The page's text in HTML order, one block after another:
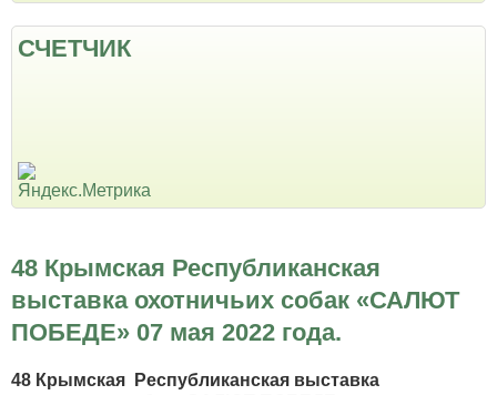
СЧЕТЧИК
48 Крымская Республиканская
выставка охотничьих собак «САЛЮТ
ПОБЕДЕ» 07 мая 2022 года.
48 Крымская Республиканская выставка